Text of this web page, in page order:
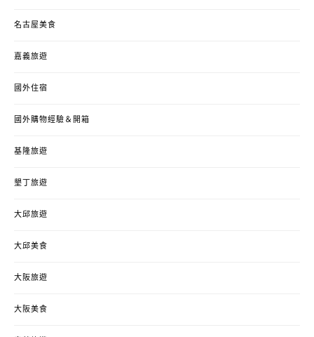
名古屋美食
嘉義旅遊
國外住宿
國外購物經驗＆開箱
基隆旅遊
墾丁旅遊
大邱旅遊
大邱美食
大阪旅遊
大阪美食